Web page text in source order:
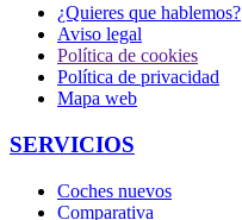
¿Quieres que hablemos?
Aviso legal
Política de cookies
Política de privacidad
Mapa web
SERVICIOS
Coches nuevos
Comparativa